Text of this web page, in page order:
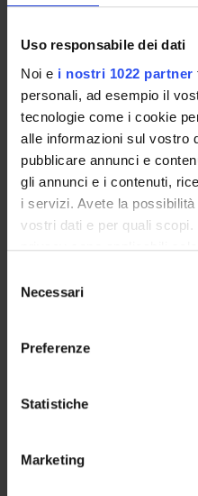
Uso responsabile dei dati
Noi e i nostri 1022 partner
personali, ad esempio il
tecnologie come i cookie
alle informazioni sul vostro
pubblicare annunci e
gli annunci e i contenuti,
i servizi. Avete la
vostri dati e per quali
privacy sono applicabili
modificare o revocare il
momento dalla
raccogliere
geografica, con
Identificare il tuo
delNecessari
Preferenze
Statistiche
Marketing
GOVERNANCE
COMMISSIONI
UFFICI E STRUTTURE DI
SERVIZI DI SEGRETERIA
STRUTTURE DEL
BIBLIOTECHE
CENTRI
LABORATORI
Contatti
Luoghi